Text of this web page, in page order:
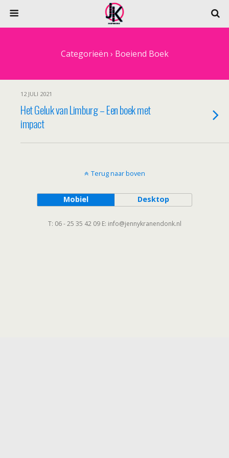
Categorieën › Boeiend Boek
12 JULI 2021
Het Geluk van Limburg – Een boek met
impact
Terug naar boven
Mobiel Desktop
T: 06 - 25 35 42 09 E: info@jennykranendonk.nl